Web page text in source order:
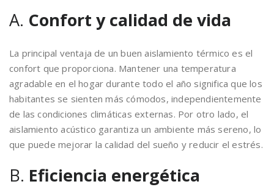
A. Confort y calidad de vida
La principal ventaja de un buen aislamiento térmico es el
confort que proporciona. Mantener una temperatura
agradable en el hogar durante todo el año significa que los
habitantes se sienten más cómodos, independientemente
de las condiciones climáticas externas. Por otro lado, el
aislamiento acústico garantiza un ambiente más sereno, lo
que puede mejorar la calidad del sueño y reducir el estrés.
B. Eficiencia energética